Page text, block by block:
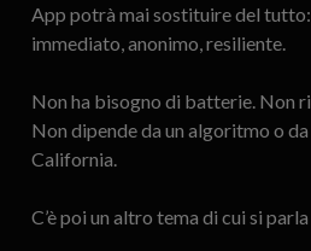
App potrà mai sostituire del
immediato, anonimo, resiliente.
Non ha bisogno di batterie. Non
Non dipende da un algoritmo o da
California.
C’è poi un altro tema di cui si